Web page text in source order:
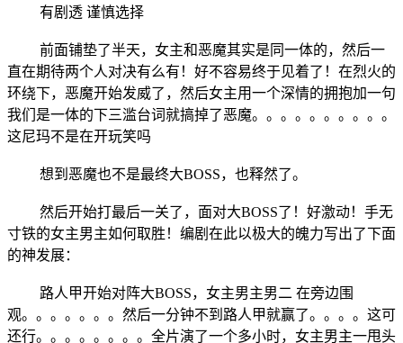
有剧透 谨慎选择
前面铺垫了半天，女主和恶魔其实是同一体的，然后一
直在期待两个人对决有么有！好不容易终于见着了！在烈火的
环绕下，恶魔开始发威了，然后女主用一个深情的拥抱加一句
我们是一体的下三滥台词就搞掉了恶魔。。。。。。。。。。
这尼玛不是在开玩笑吗
想到恶魔也不是最终大BOSS，也释然了。
然后开始打最后一关了，面对大BOSS了！好激动！手无
寸铁的女主男主如何取胜！编剧在此以极大的魄力写出了下面
的神发展：
路人甲开始对阵大BOSS，女主男主男二 在旁边围
观。。。。。。。然后一分钟不到路人甲就赢了。。。。这可
还行。。。。。。。。全片演了一个多小时，女主男主一甩头